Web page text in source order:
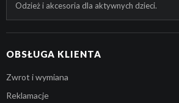
Odzież i akcesoria dla aktywnych dzieci.
OBSŁUGA KLIENTA
Zwrot i wymiana
Reklamacje